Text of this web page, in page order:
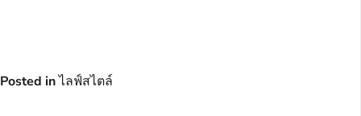
Posted inไลฟ์สไตล์